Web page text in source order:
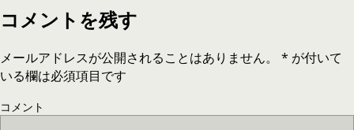
コメントを残す
メールアドレスが公開されることはありません。 * が付いて
いる欄は必須項目です
コメント